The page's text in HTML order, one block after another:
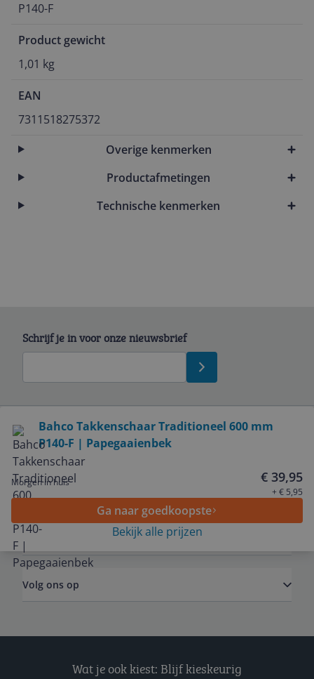
P140-F
Product gewicht
1,01 kg
EAN
7311518275372
Overige kenmerken
Productafmetingen
Technische kenmerken
Bahco Takkenschaar Traditioneel 600 mm
P140-F | Papegaaienbek
Morgen in huis € 39,95
+ € 5,95
Ga naar goedkoopste
Bekijk alle prijzen
Schrijf je in voor onze nieuwsbrief
Service
Algemeen
Volg ons op
Wat je ook kiest: Blijf kieskeurig